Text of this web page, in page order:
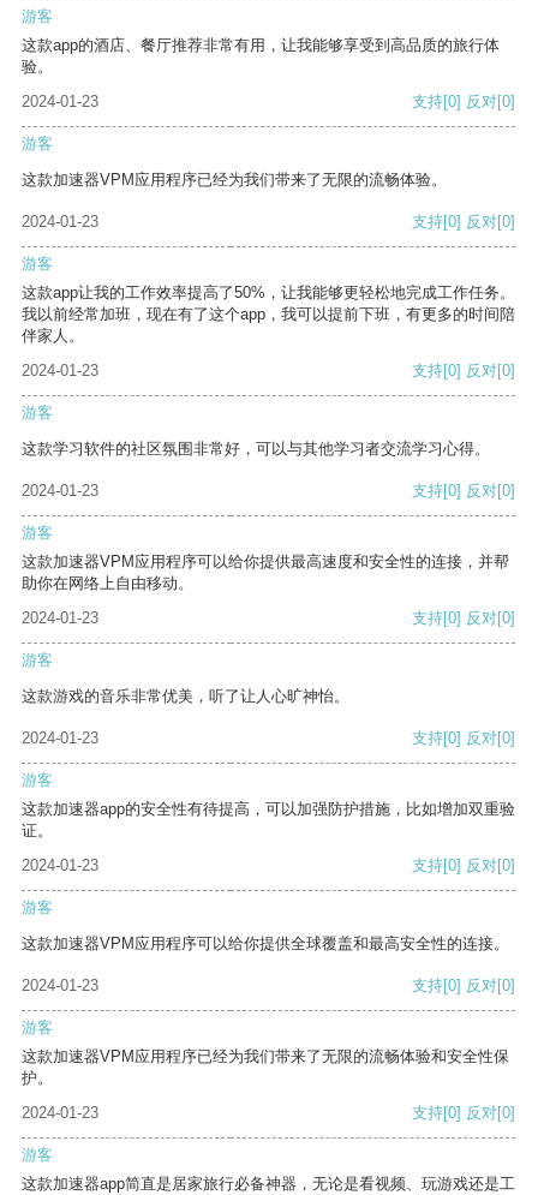
游客
这款app的酒店、餐厅推荐非常有用，让我能够享受到高品质的旅行体
验。
2024-01-23
支持[0] 反对[0]
游客
这款加速器VPM应用程序已经为我们带来了无限的流畅体验。
2024-01-23 支持[0] 反对[0]
游客
这款app让我的工作效率提高了50%，让我能够更轻松地完成工作任务。
我以前经常加班，现在有了这个app，我可以提前下班，有更多的时间陪
伴家人。
2024-01-23
支持[0] 反对[0]
游客
这款学习软件的社区氛围非常好，可以与其他学习者交流学习心得。
2024-01-23 支持[0] 反对[0]
游客
这款加速器VPM应用程序可以给你提供最高速度和安全性的连接，并帮
助你在网络上自由移动。
2024-01-23
支持[0] 反对[0]
游客
这款游戏的音乐非常优美，听了让人心旷神怡。
2024-01-23 支持[0] 反对[0]
游客
这款加速器app的安全性有待提高，可以加强防护措施，比如增加双重验
证。
2024-01-23
支持[0] 反对[0]
游客
这款加速器VPM应用程序可以给你提供全球覆盖和最高安全性的连接。
2024-01-23 支持[0] 反对[0]
游客
这款加速器VPM应用程序已经为我们带来了无限的流畅体验和安全性保
护。
2024-01-23
支持[0] 反对[0]
游客
这款加速器app简直是居家旅行必备神器，无论是看视频、玩游戏还是工